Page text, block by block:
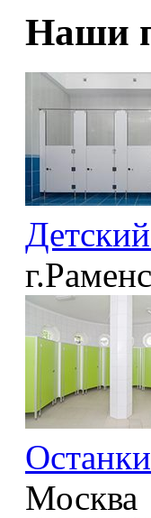
Наши
Москва